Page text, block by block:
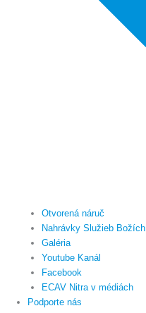
Otvorená náruč
Nahrávky Služieb Božích
Galéria
Youtube Kanál
Facebook
ECAV Nitra v médiách
Podporte nás